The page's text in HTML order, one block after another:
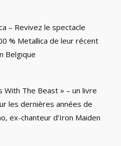
– Revivez le spectacle
% Metallica de leur récent
Belgique
With The Beast » – un livre
les dernières années de
ex-chanteur d’Iron Maiden